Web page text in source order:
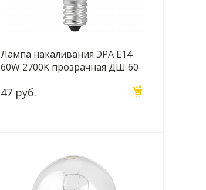
Лампа накаливания ЭРА E14
60W 2700K прозрачная ДШ 60-
47 руб.